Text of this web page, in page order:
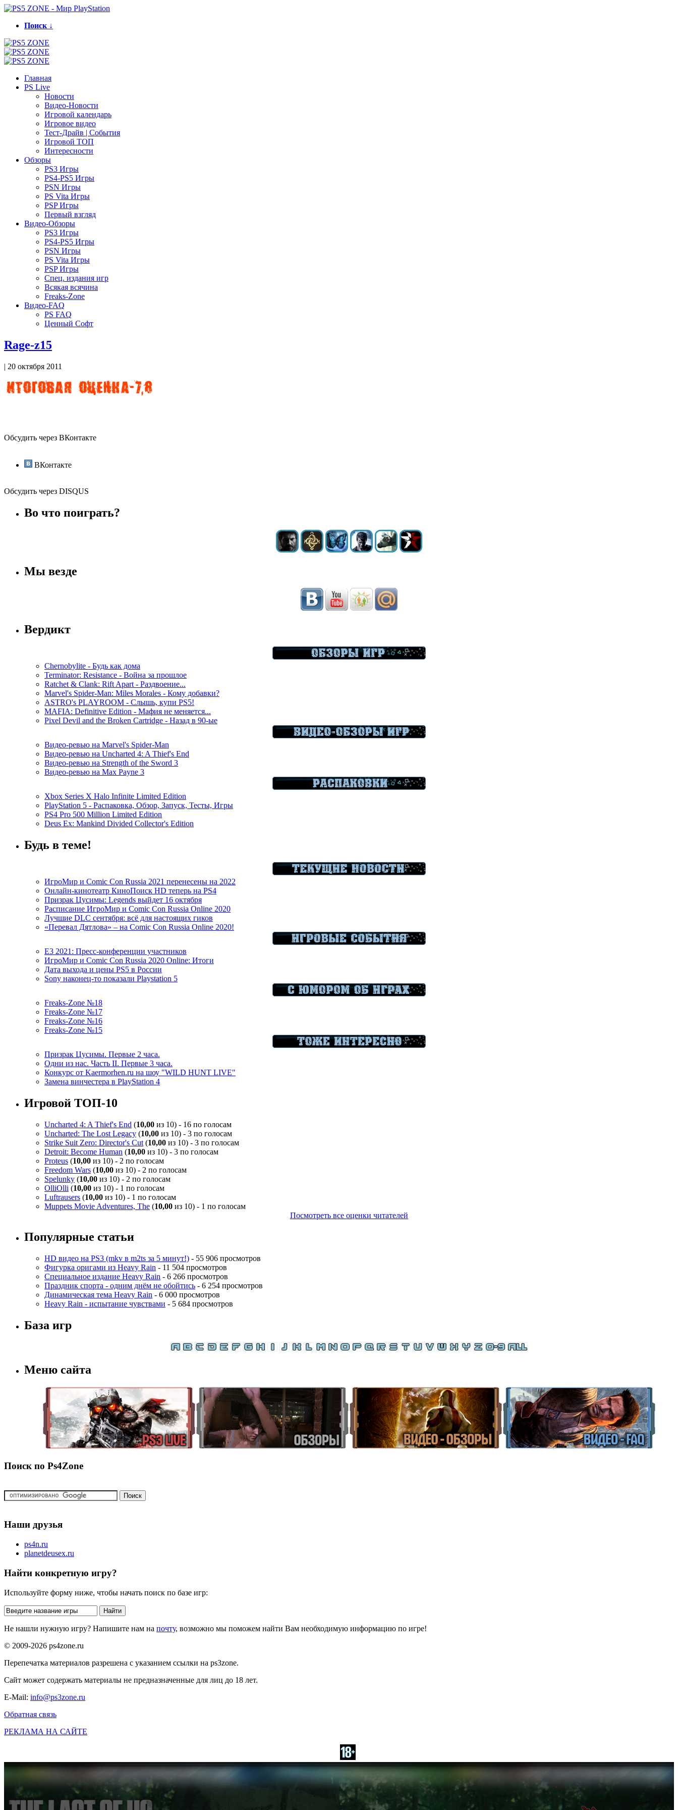
Поиск ↓
Главная
PS Live
Новости
Видео-Новости
Игровой календарь
Игровое видео
Тест-Драйв | События
Игровой ТОП
Интересности
Обзоры
PS3 Игры
PS4-PS5 Игры
PSN Игры
PS Vita Игры
PSP Игры
Первый взгляд
Видео-Обзоры
PS3 Игры
PS4-PS5 Игры
PSN Игры
PS Vita Игры
PSP Игры
Спец. издания игр
Всякая всячина
Freaks-Zone
Видео-FAQ
PS FAQ
Ценный Софт
Rage-z15
| 20 октября 2011
Обсудить через ВКонтакте
ВКонтакте
Обсудить через DISQUS
Во что поиграть?
Мы везде
Вердикт
Chernobylite - Будь как дома
Terminator: Resistance - Война за прошлое
Ratchet & Clank: Rift Apart - Раздвоение...
Marvel's Spider-Man: Miles Morales - Кому добавки?
ASTRO's PLAYROOM - Слышь, купи PS5!
MAFIA: Definitive Edition - Мафия не меняется...
Pixel Devil and the Broken Cartridge - Назад в 90-ые
Видео-ревью на Marvel's Spider-Man
Видео-ревью на Uncharted 4: A Thief's End
Видео-ревью на Strength of the Sword 3
Видео-ревью на Max Payne 3
Xbox Series X Halo Infinite Limited Edition
PlayStation 5 - Распаковка, Обзор, Запуск, Тесты, Игры
PS4 Pro 500 Million Limited Edition
Deus Ex: Mankind Divided Collector's Edition
Будь в теме!
ИгроМир и Comic Con Russia 2021 перенесены на 2022
Онлайн-кинотеатр КиноПоиск HD теперь на PS4
Призрак Цусимы: Legends выйдет 16 октября
Расписание ИгроМир и Comic Con Russia Online 2020
Лучшие DLC сентября: всё для настоящих гиков
«Перевал Дятлова» – на Comic Con Russia Online 2020!
E3 2021: Пресс-конференции участников
ИгроМир и Comic Con Russia 2020 Online: Итоги
Дата выхода и цены PS5 в России
Sony наконец-то показали Playstation 5
Freaks-Zone №18
Freaks-Zone №17
Freaks-Zone №16
Freaks-Zone №15
Призрак Цусимы. Первые 2 часа.
Одни из нас. Часть II. Первые 3 часа.
Конкурс от Kaermorhen.ru на шоу "WILD HUNT LIVE"
Замена винчестера в PlayStation 4
Игровой ТОП-10
Uncharted 4: A Thief's End (10,00 из 10) - 16 по голосам
Uncharted: The Lost Legacy (10,00 из 10) - 3 по голосам
Strike Suit Zero: Director's Cut (10,00 из 10) - 3 по голосам
Detroit: Become Human (10,00 из 10) - 3 по голосам
Proteus (10,00 из 10) - 2 по голосам
Freedom Wars (10,00 из 10) - 2 по голосам
Spelunky (10,00 из 10) - 2 по голосам
OlliOlli (10,00 из 10) - 1 по голосам
Luftrausers (10,00 из 10) - 1 по голосам
Muppets Movie Adventures, The (10,00 из 10) - 1 по голосам
Посмотреть все оценки читателей
Популярные статьи
HD видео на PS3 (mkv в m2ts за 5 минут!) - 55 906 просмотров
Фигурка оригами из Heavy Rain - 11 504 просмотров
Специальное издание Heavy Rain - 6 266 просмотров
Праздник спорта - одним днём не обойтись - 6 254 просмотров
Динамическая тема Heavy Rain - 6 000 просмотров
Heavy Rain - испытание чувствами - 5 684 просмотров
База игр
Меню сайта
Поиск по Ps4Zone
Наши друзья
ps4n.ru
planetdeusex.ru
Найти конкретную игру?
Используйте форму ниже, чтобы начать поиск по базе игр:
Не нашли нужную игру? Напишите нам на почту, возможно мы поможем найти Вам необходимую информацию по игре!
© 2009-2026 ps4zone.ru
Перепечатка материалов разрешена с указанием ссылки на ps3zone.
Сайт может содержать материалы не предназначенные для лиц до 18 лет.
E-Mail: info@ps3zone.ru
Обратная связь
РЕКЛАМА НА САЙТЕ